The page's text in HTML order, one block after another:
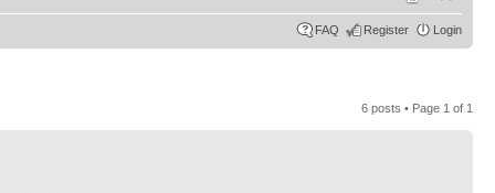
FAQ Register Login
6 posts • Page 1 of 1